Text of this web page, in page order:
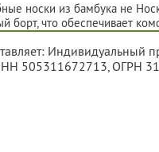
носки из бамбука не
борт, что обеспечивает
Индивидуальный
505311672713, ОГРН